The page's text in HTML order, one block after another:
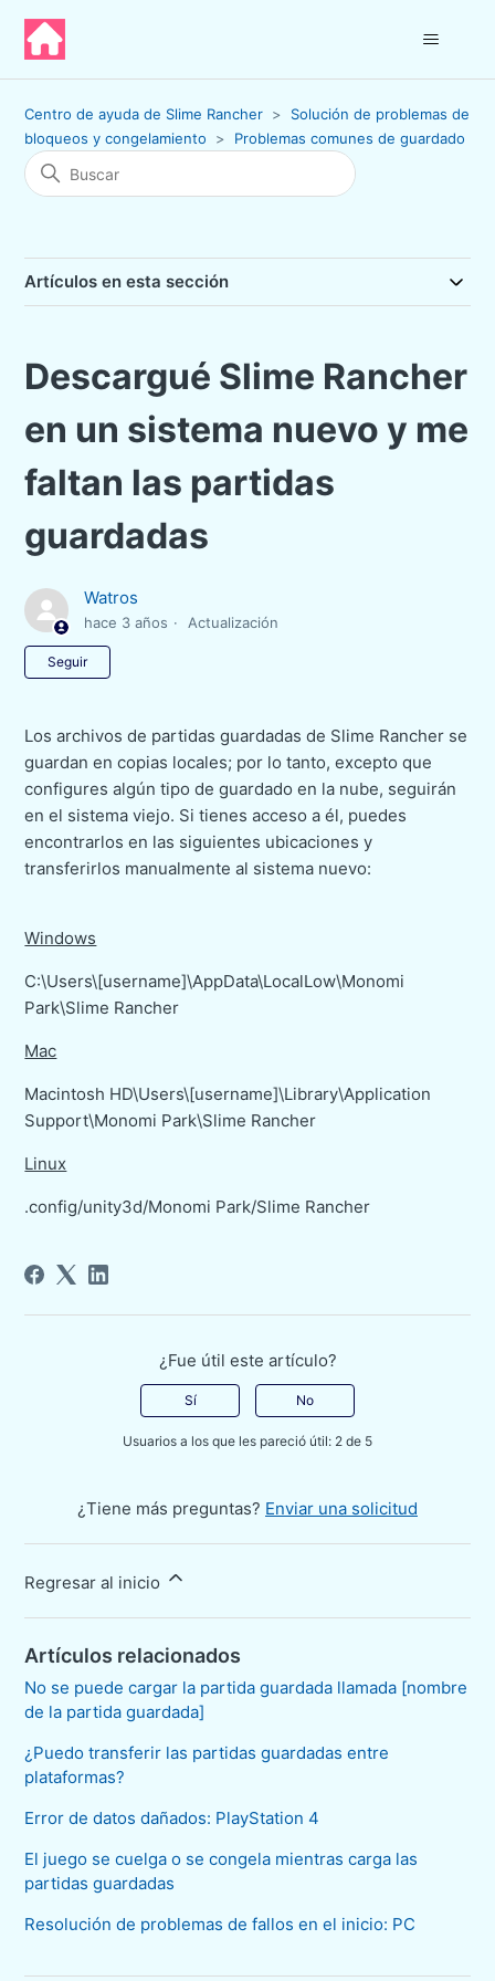
Centro de ayuda de Slime Rancher
Solución de problemas de
bloqueos y congelamiento
Problemas comunes de guardado
Artículos en esta sección
Descargué Slime Rancher
en un sistema nuevo y me
faltan las partidas
guardadas
Watros
hace 3 años Actualización
Seguir
Los archivos de partidas guardadas de Slime Rancher se
guardan en copias locales; por lo tanto, excepto que
configures algún tipo de guardado en la nube, seguirán
en el sistema viejo. Si tienes acceso a él, puedes
encontrarlos en las siguientes ubicaciones y
transferirlos manualmente al sistema nuevo:
Windows
C:\Users\[username]\AppData\LocalLow\Monomi
Park\Slime Rancher
Mac
Macintosh HD\Users\[username]\Library\Application
Support\Monomi Park\Slime Rancher
Linux
.config/unity3d/Monomi Park/Slime Rancher
¿Fue útil este artículo?
Sí No
Usuarios a los que les pareció útil: 2 de 5
¿Tiene más preguntas? Enviar una solicitud
Regresar al inicio
Artículos relacionados
No se puede cargar la partida guardada llamada [nombre
de la partida guardada]
¿Puedo transferir las partidas guardadas entre
plataformas?
Error de datos dañados: PlayStation 4
El juego se cuelga o se congela mientras carga las
partidas guardadas
Resolución de problemas de fallos en el inicio: PC